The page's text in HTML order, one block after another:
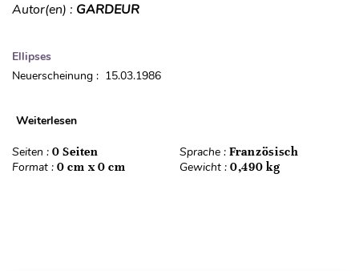
Autor(en) : GARDEUR
Ellipses
Neuerscheinung : 15.03.1986
Weiterlesen
Seiten : 0 Seiten Sprache : Französisch
Format : 0 cm x 0 cm Gewicht : 0,490 kg